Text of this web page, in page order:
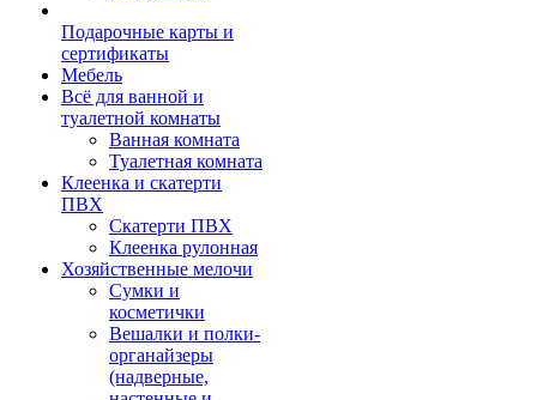
Подарочные карты и
сертификаты
Мебель
Всё для ванной и
туалетной комнаты
Ванная комната
Туалетная комната
Клеенка и скатерти
ПВХ
Скатерти ПВХ
Клеенка рулонная
Хозяйственные мелочи
Сумки и
косметички
Вешалки и полки-
органайзеры
(надверные,